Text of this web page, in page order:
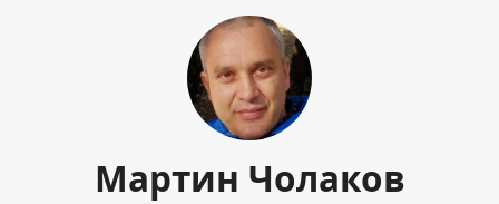
Мартин Чолаков